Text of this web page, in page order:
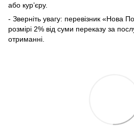
або кур’єру.
- Зверніть увагу: перевізник «Нова
розмірі 2% від суми переказу за
отриманні.